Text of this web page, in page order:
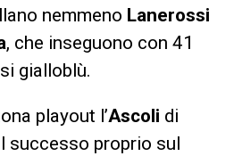
nemmeno Lanerossi
, che inseguono con 41
gialloblù.
playout l’Ascoli di
successo proprio sul